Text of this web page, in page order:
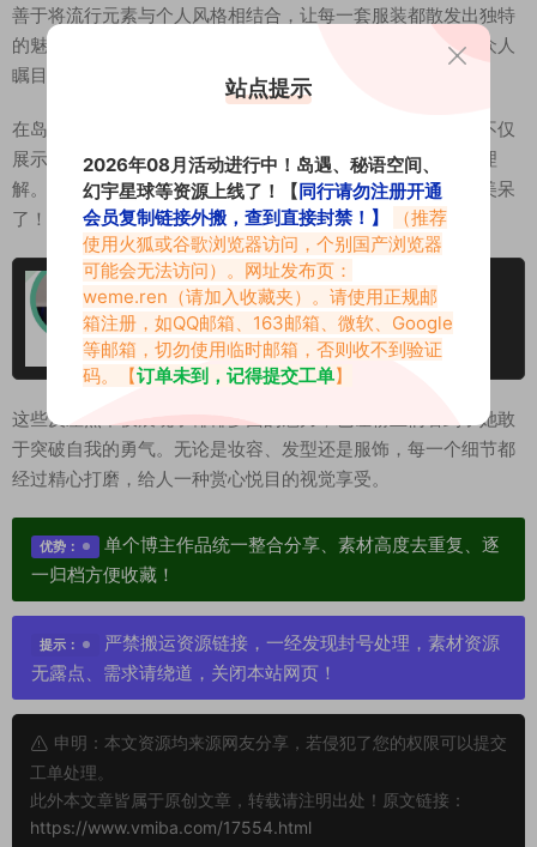
善于将流行元素与个人风格相结合，让每一套服装都散发出独特
的魅力。无论是在日常生活中还是在活动场合，她总能成为众人
瞩目的焦点！🌈👗
在岛遇APP上，椰椰分享了各种养眼的反差图集，这些作品不仅
展示了她多样化的风格，更让人感受到她对时尚与美的独到理
解。每一张照片都如同艺术品般精致，令人惊叹不已，简直美呆
了！😍📸
椰椰岛遇专属圈子作品合集
2025-10-18
这些反差照不仅展现了椰椰多面的魅力，也让粉丝们看到了她敢
于突破自我的勇气。无论是妆容、发型还是服饰，每一个细节都
经过精心打磨，给人一种赏心悦目的视觉享受。
优势：
单个博主作品统一整合分享、素材高度去重复、逐
一归档方便收藏！
提示：
严禁搬运资源链接，一经发现封号处理，素材资源
无露点、需求请绕道，关闭本站网页！
申明：本文资源均来源网友分享，若侵犯了您的权限可以提交
工单处理。
此外本文章皆属于原创文章，转载请注明出处！原文链接：
https://www.vmiba.com/17554.html
站点提示
2026年08月活动进行中！岛遇、秘语空间、
幻宇星球等资源上线了！【同行请勿注册开通
会员复制链接外搬，查到直接封禁！】
（推荐
使用火狐或谷歌浏览器访问，个别国产浏览器
可能会无法访问）。网址发布页：
weme.ren （请加入收藏夹）。请使用正规邮
箱注册，如QQ邮箱、163邮箱、微软、Google
等邮箱，切勿使用临时邮箱，否则收不到验证
码。【订单未到，记得提交工单】